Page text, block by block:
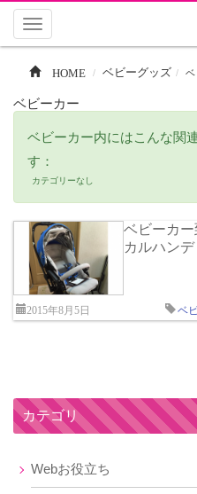
Toggle
HOME ベビーグッズ ベ
ベビーカー
ベビーカー内にはこんな関
す：
カテゴリーなし
ベビーカ
カルハン
2015年8月5日 ベ
カテゴリ
Webお役立ち